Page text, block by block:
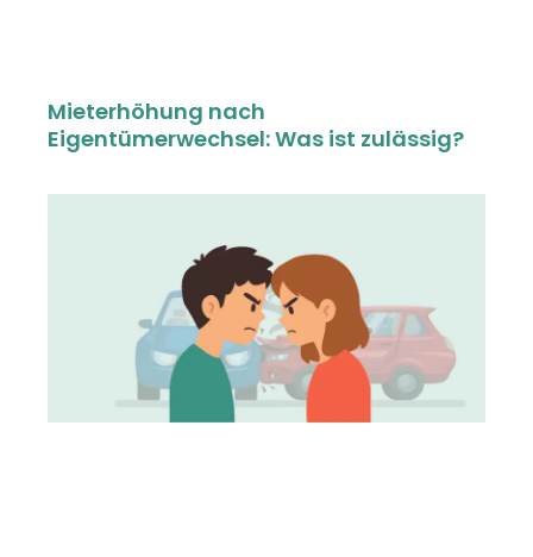
Mieterhöhung nach
Eigentümerwechsel: Was ist zulässig?